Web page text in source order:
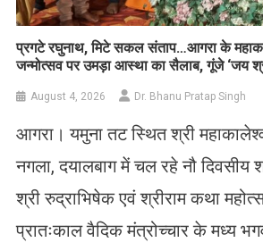
प्रगटे रघुनाथ, मिटे सकल संताप…आगरा के
जन्मोत्सव पर उमड़ा आस्था का सैलाब, गूंजे ‘जय
August 4, 2026 Dr. Bhanu Pratap Singh
आगरा। यमुना तट स्थित श्री
नगला, दयालबाग में चल रहे नौ दिवसीय
श्री रुद्राभिषेक एवं श्रीराम कथा
प्रातःकाल वैदिक मंत्रोच्चार के मध्य